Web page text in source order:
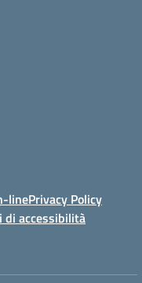
linePrivacy Policy
di accessibilità